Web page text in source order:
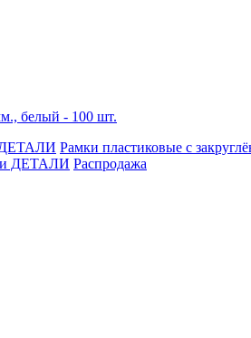
белый - 100 шт.
ДЕТАЛИ Рамки пластиковые c
ДЕТАЛИ Распродажа